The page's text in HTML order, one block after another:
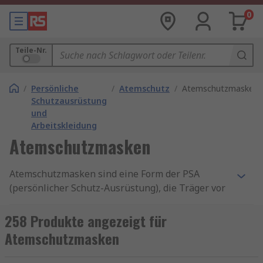
0
Teile-Nr.
/ Persönliche
Schutzausrüstung
und
Arbeitskleidung
/ Atemschutz / Atemschutzmasken
Atemschutzmasken
Atemschutzmasken sind eine Form der PSA
(persönlicher Schutz-Ausrüstung), die Träger vor
Dämpfe schützt, die sich in der Luft befinden. Die
Atemschutz-Maske ermöglicht es den
Mitarbeitern, Aufgaben sicher in einer
258 Produkte angezeigt für
Atemschutzmasken